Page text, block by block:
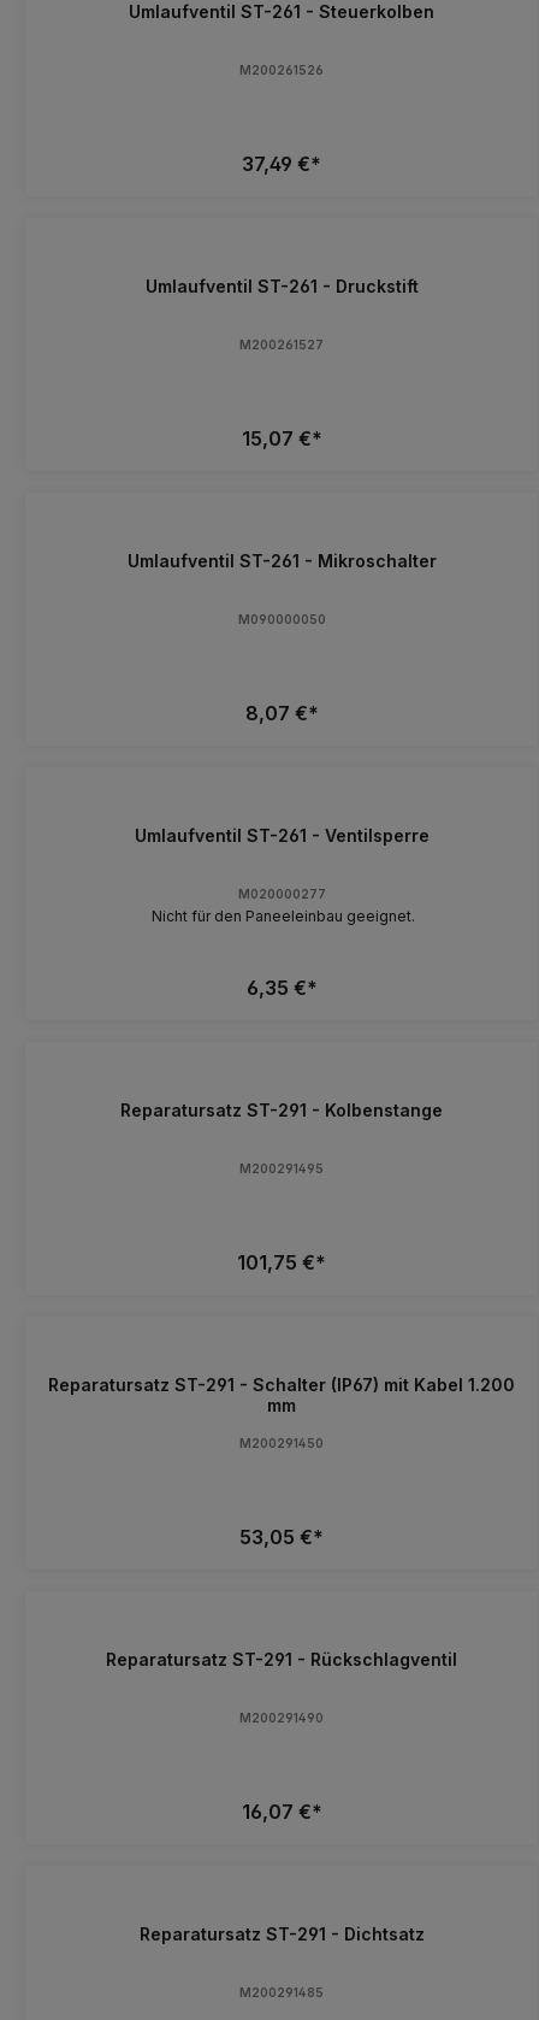
Umlaufventil ST-261 - Steuerkolben
M200261526
37,49 €*
Umlaufventil ST-261 - Druckstift
M200261527
15,07 €*
Umlaufventil ST-261 - Mikroschalter
M090000050
8,07 €*
Umlaufventil ST-261 - Ventilsperre
M020000277
Nicht für den Paneeleinbau geeignet.
6,35 €*
Reparatursatz ST-291 - Kolbenstange
M200291495
101,75 €*
Reparatursatz ST-291 - Schalter (IP67) mit Kabel 1.200
mm
M200291450
53,05 €*
Reparatursatz ST-291 - Rückschlagventil
M200291490
16,07 €*
Reparatursatz ST-291 - Dichtsatz
M200291485